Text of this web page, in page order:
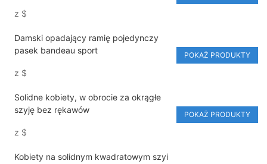
z $
Damski opadający ramię pojedynczy
pasek bandeau sport
z $
POKAŻ PRODUKTY
Solidne kobiety, w obrocie za okrągłe
szyję bez rękawów
z $
POKAŻ PRODUKTY
Kobiety na solidnym kwadratowym szyi